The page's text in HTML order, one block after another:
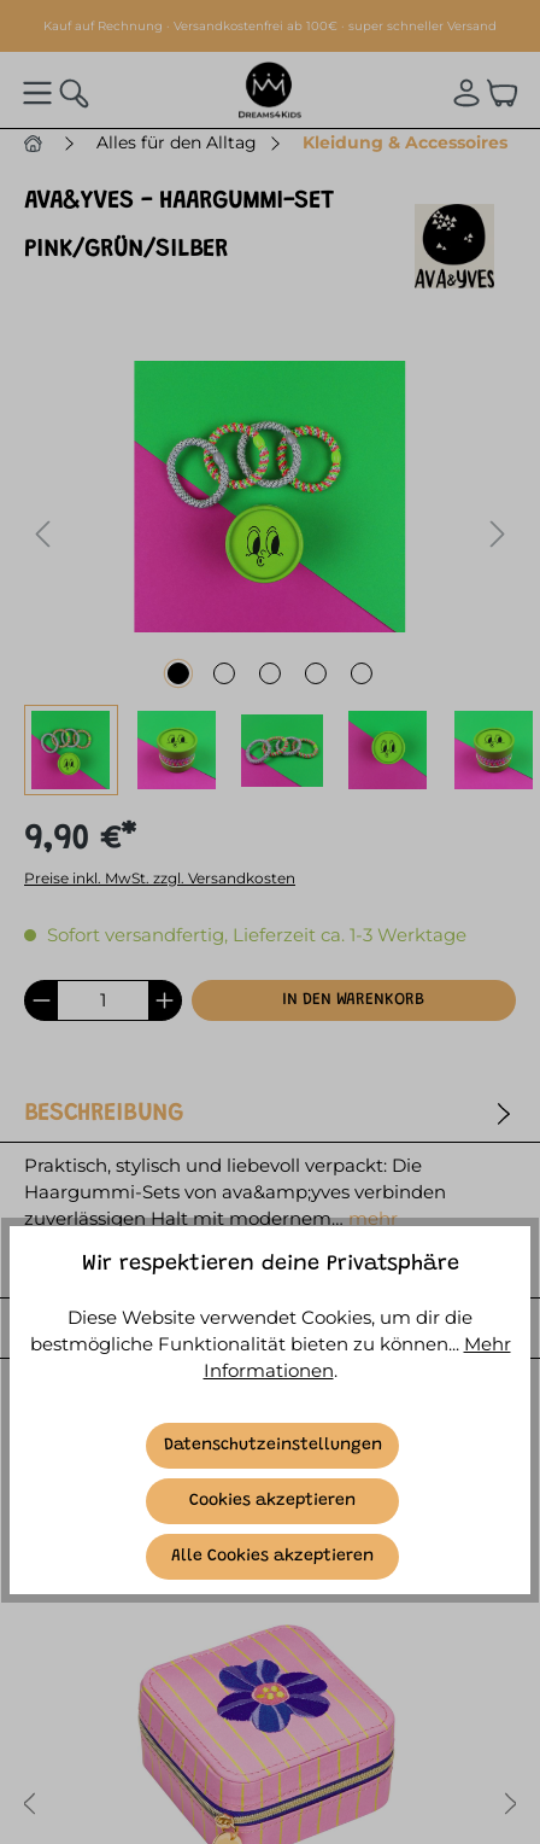
springen
Kauf auf Rechnung · Versandkostenfrei ab 100€ · super schneller Versand
Alles für den Alltag Kleidung & Accessoires
AVA&YVES - HAARGUMMI-SET
PINK/GRÜN/SILBER
9,90 €*
Preise inkl. MwSt. zzgl. Versandkosten
Sofort versandfertig, Lieferzeit ca. 1-3 Werktage
IN DEN WARENKORB
BESCHREIBUNG
Praktisch, stylisch und liebevoll verpackt: Die
Haargummi-Sets von ava&amp;yves verbinden
zuverlässigen Halt mit modernem…mehr
HERSTELLER
WEITERE ARTIKELINFOS
ÄHNLICHE ARTIKEL
Wir respektieren deine Privatsphäre
Diese Website verwendet Cookies, um dir die
bestmögliche Funktionalität bieten zu können... Mehr
Informationen.
Datenschutzeinstellungen
Cookies akzeptieren
Alle Cookies akzeptieren